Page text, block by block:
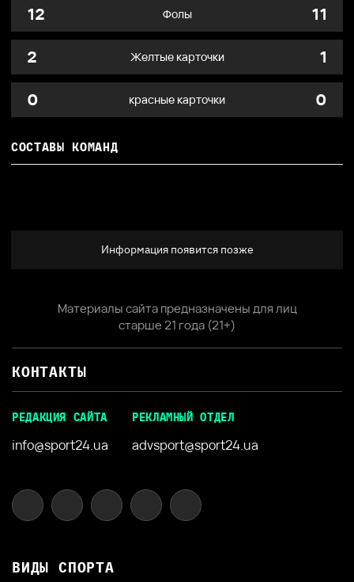
12
Фолы
11
2
Желтые карточки
1
0
красные карточки 0
СОСТАВЫ КОМАНД
Информация появится позже
Материалы сайта предназначены для лиц
старше 21 года (21+)
КОНТАКТЫ
РЕДАКЦИЯ САЙТА
info@sport24.ua
РЕКЛАМНЫЙ ОТДЕЛ
advsport@sport24.ua
ВИДЫ СПОРТА